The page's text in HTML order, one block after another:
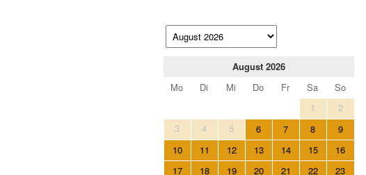
August 2026
Mo
Di Mi Do Fr Sa
So
1
2
3
4 5 6 7 8
9
10
11 12 13 14 15
16
17
18 19 20 21 22
23